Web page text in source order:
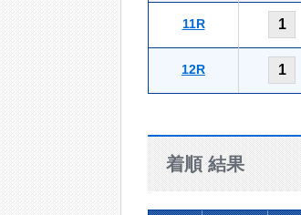
11R 1
12R 1
着順 結果